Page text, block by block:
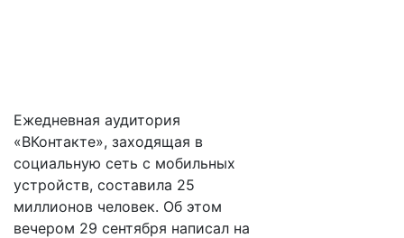
Ежедневная аудитория
«ВКонтакте», заходящая в
социальную сеть с мобильных
устройств, составила 25
миллионов человек. Об этом
вечером 29 сентября написал на